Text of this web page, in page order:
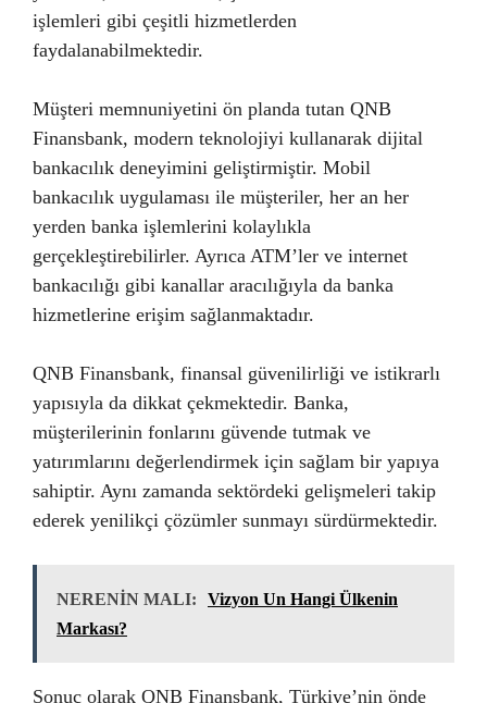
işlemleri gibi çeşitli hizmetlerden
faydalanabilmektedir.
Müşteri memnuniyetini ön planda tutan QNB
Finansbank, modern teknolojiyi kullanarak dijital
bankacılık deneyimini geliştirmiştir. Mobil
bankacılık uygulaması ile müşteriler, her an her
yerden banka işlemlerini kolaylıkla
gerçekleştirebilirler. Ayrıca ATM’ler ve internet
bankacılığı gibi kanallar aracılığıyla da banka
hizmetlerine erişim sağlanmaktadır.
QNB Finansbank, finansal güvenilirliği ve istikrarlı
yapısıyla da dikkat çekmektedir. Banka,
müşterilerinin fonlarını güvende tutmak ve
yatırımlarını değerlendirmek için sağlam bir yapıya
sahiptir. Aynı zamanda sektördeki gelişmeleri takip
ederek yenilikçi çözümler sunmayı sürdürmektedir.
NERENİN MALI:
Vizyon Un Hangi Ülkenin
Markası?
Sonuç olarak QNB Finansbank, Türkiye’nin önde